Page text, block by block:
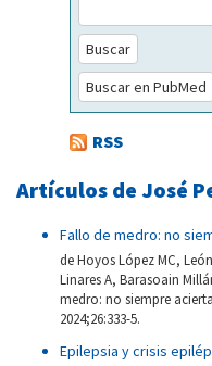
Buscar
Buscar en PubMed
RSS
Artículos de José
Fallo de medro: no
de Hoyos López MC,
Linares A, Barasoain
medro: no siempre
2024;26:333-5.
Epilepsia y crisis